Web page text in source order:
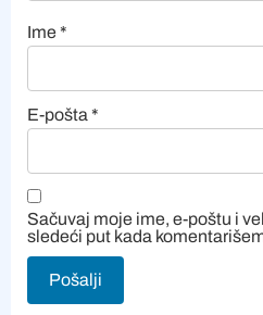
Ime*
E-pošta *
Sačuvaj moje ime, e-poštu i
sledeći put kada